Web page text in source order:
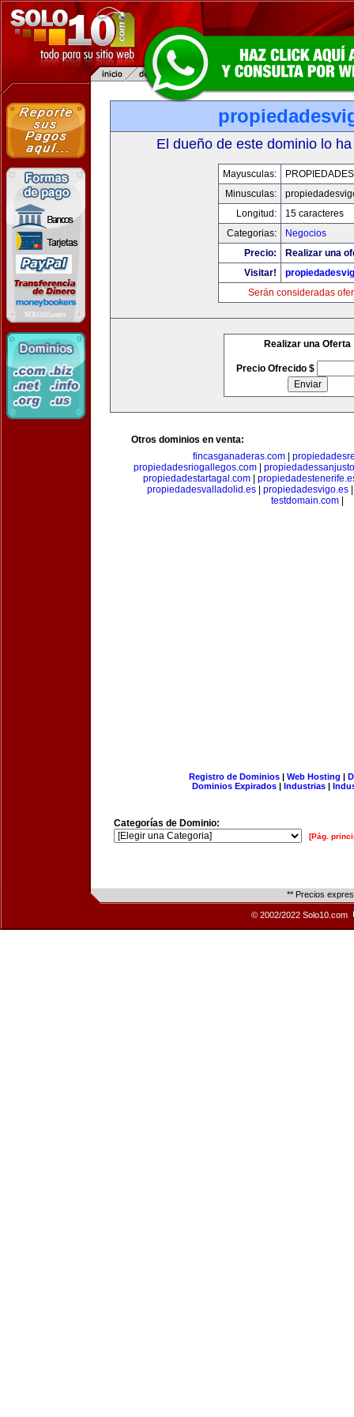
El dueño de este dominio lo
Mayusculas:
Minusculas:
Longitud:
15 caracteres
Categorias:
Negocios
Precio:
Realizar una
Visitar!
Serán consideradas
Realizar una Oferta
Precio Ofrecido $
Otros dominios en venta:
fincasganaderas.com|
propiedadesriogallegos.com|
propiedadestartagal.com|
propiedadesvalladolid.es
propiedadesvigo.es
testdomain.com
Registro de Dominios| Web Hosting |
Dominios Expirados | Industrias |
Categorías de Dominio:
[Pág.
** Precios
© 2002/2022 Solo10.com